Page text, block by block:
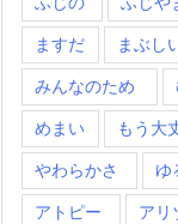
ますだ まぶし
みんなのため
めまい もう大
やわらかさ ゆ
アトピー アリ